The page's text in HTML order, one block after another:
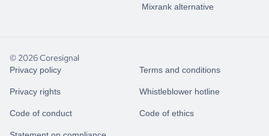
Mixrank alternative
© 2026 Coresignal
Privacy policy Terms and conditions
Privacy rights Whistleblower hotline
Code of conduct Code of ethics